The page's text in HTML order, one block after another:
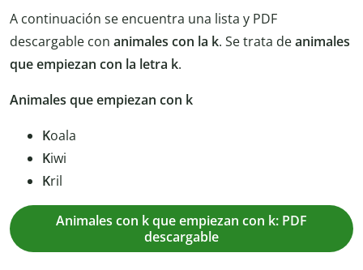
A continuación se encuentra una lista y PDF
descargable con animales con la k. Se trata deanimales
que empiezan con la letra k.
Animales que empiezan con k
Koala
Kiwi
Kril
Animales con k que empiezan con k: PDF
descargable